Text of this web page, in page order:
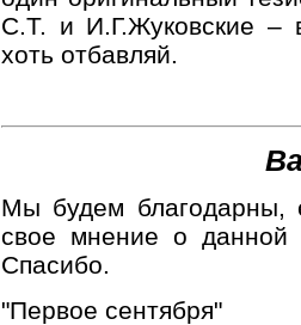
С.Т. и И.Г.Жуковские –
хоть отбавляй.
Мы будем благодарны,
свое мнение о данной
Спасибо.
"Первое сентября"